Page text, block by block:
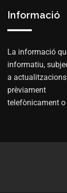
Informació
La informació
informatiu,
a
prèviament
telefònicament